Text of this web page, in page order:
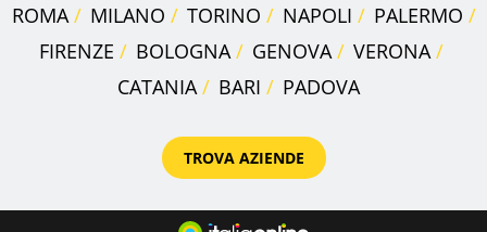
ROMA MILANO TORINO NAPOLI
PALERMO
FIRENZE
BOLOGNA GENOVA
VERONA
CATANIA
BARI PADOVA
TROVA AZIENDE